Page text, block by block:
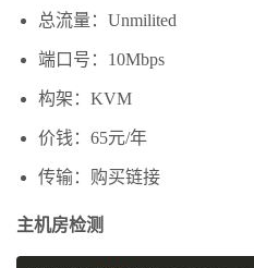
总流量：Unmilited
端口号：10Mbps
构架：KVM
价钱：65元/年
传输：购买链接
主机房检测